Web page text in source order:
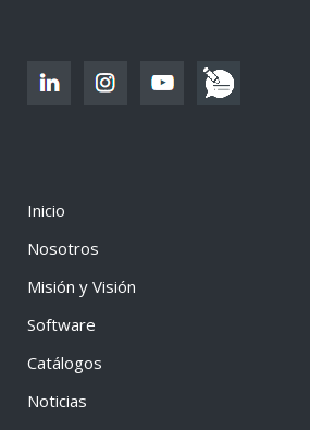
Inicio
Nosotros
Misión y Visión
Software
Catálogos
Noticias